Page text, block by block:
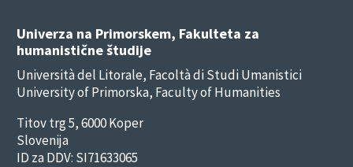
Univerza na Primorskem, Fakulteta za
humanistične študije
Università del Litorale, Facoltà di Studi Umanistici
University of Primorska, Faculty of Humanities
Titov trg 5, 6000 Koper
Slovenija
ID za DDV: SI71633065